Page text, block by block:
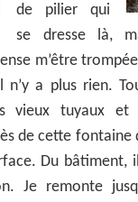
de pilier qui
se dresse là,
m’être
n’y a plus rien.
vieux tuyaux et
de cette fontaine
Du bâtiment,
Je remonte